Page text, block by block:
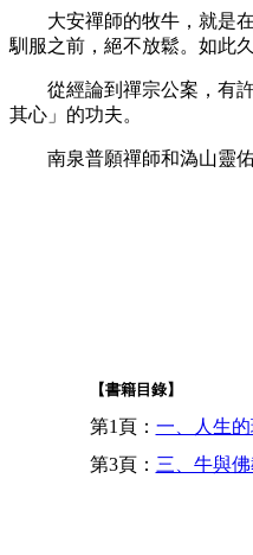
大安禪師的牧牛，就是
馴服之前，絕不放鬆。如此
從經論到禪宗公案，有
其心」的功夫。
南泉普願禪師和溈山靈
【書籍目錄】
第1頁： 一、人生
第3頁： 三、牛與